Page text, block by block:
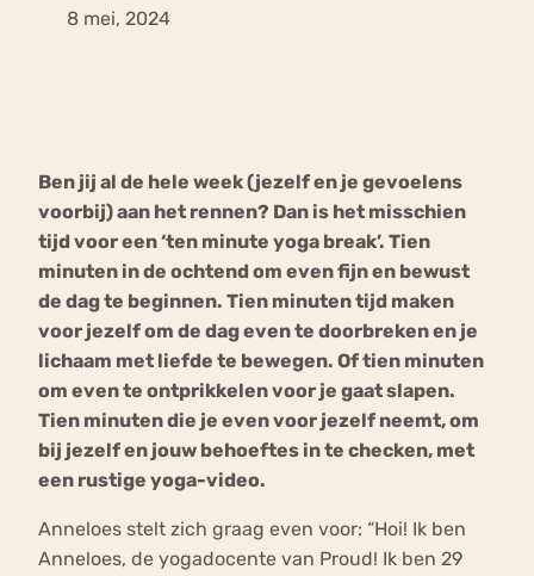
8 mei, 2024
Ben jij al de hele week (jezelf en je gevoelens
voorbij) aan het rennen? Dan is het misschien
tijd voor een ‘ten minute yoga break’. Tien
minuten in de ochtend om even fijn en bewust
de dag te beginnen. Tien minuten tijd maken
voor jezelf om de dag even te doorbreken en je
lichaam met liefde te bewegen. Of tien minuten
om even te ontprikkelen voor je gaat slapen.
Tien minuten die je even voor jezelf neemt, om
bij jezelf en jouw behoeftes in te checken, met
een rustige yoga-video.
Anneloes stelt zich graag even voor: “Hoi! Ik ben
Anneloes, de yogadocente van Proud! Ik ben 29
Forum
VEEL GEZOCHTE TERMEN
osa
Eetbuien Piekeren Sport
Trauma
Orthorexia
Afvallen Angst